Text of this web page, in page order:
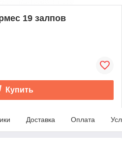
19 залпов
Купить
Доставка Оплата